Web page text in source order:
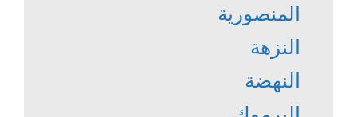
المنصورية
النزهة
النهضة